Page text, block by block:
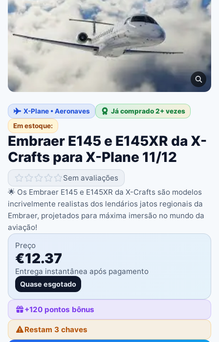
X-Plane • Aeronaves
Já comprado 2+ vezes
Em estoque:
Embraer E145 e E145XR da X-
Crafts para X-Plane 11/12
Sem avaliações
🌟 Os Embraer E145 e E145XR da X-Crafts são modelos
incrivelmente realistas dos lendários jatos regionais da
Embraer, projetados para máxima imersão no mundo da
aviação!
Preço
€12.37
Entrega instantânea após pagamento
Quase esgotado
+120 pontos bônus
Restam 3 chaves